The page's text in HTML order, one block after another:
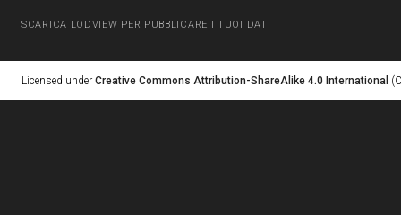
SCARICA LODVIEW PER PUBBLICARE I TUOI DATI
Licensed under Creative Commons Attribution-ShareAlike 4.0 International